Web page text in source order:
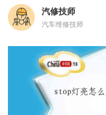
汽修技师
汽车维修技师